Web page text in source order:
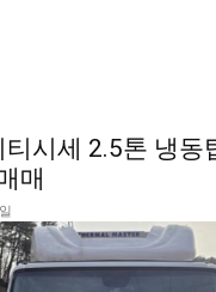
시세 2.5톤 냉동
매